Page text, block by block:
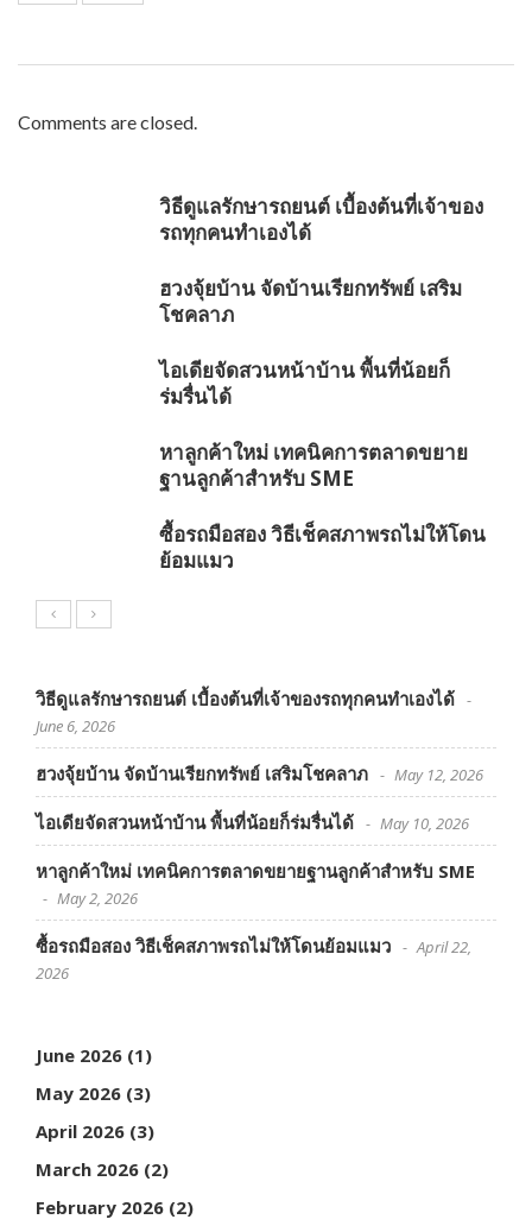
Comments are closed.
วิธีดูแลรักษารถยนต์ เบื้องต้นที่เจ้าของ
รถทุกคนทำเองได้
ฮวงจุ้ยบ้าน จัดบ้านเรียกทรัพย์ เสริม
โชคลาภ
ไอเดียจัดสวนหน้าบ้าน พื้นที่น้อยก็
ร่มรื่นได้
หาลูกค้าใหม่ เทคนิคการตลาดขยาย
ฐานลูกค้าสำหรับ SME
ซื้อรถมือสอง วิธีเช็คสภาพรถไม่ให้โดน
ย้อมแมว
วิธีดูแลรักษารถยนต์ เบื้องต้นที่เจ้าของรถทุกคนทำเองได้
June 6, 2026
ฮวงจุ้ยบ้าน จัดบ้านเรียกทรัพย์ เสริมโชคลาภ May 12, 2026
ไอเดียจัดสวนหน้าบ้าน พื้นที่น้อยก็ร่มรื่นได้ May 10, 2026
หาลูกค้าใหม่ เทคนิคการตลาดขยายฐานลูกค้าสำหรับ SME
May 2, 2026
ซื้อรถมือสอง วิธีเช็คสภาพรถไม่ให้โดนย้อมแมว
April 22,
2026
June 2026 (1)
May 2026 (3)
April 2026 (3)
March 2026 (2)
February 2026 (2)